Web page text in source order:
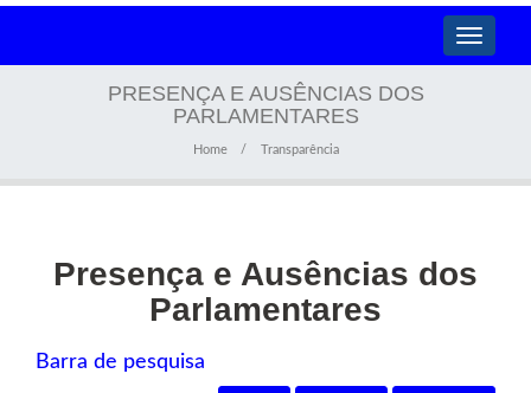
Toggle
PRESENÇA E AUSÊNCIAS DOS
PARLAMENTARES
Home Transparência
Presença e Ausências dos
Parlamentares
Barra de pesquisa